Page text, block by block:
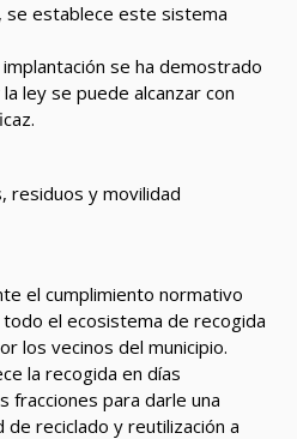
establece este sistema
se ha demostrado
ley se puede alcanzar con
residuos y movilidad
el cumplimiento normativo
el ecosistema de recogida
los vecinos del municipio.
la recogida en días
fracciones para darle una
reciclado y reutilización a